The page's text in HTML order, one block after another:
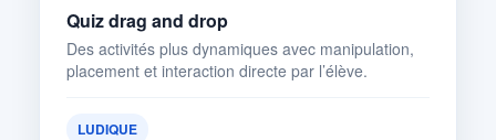
Quiz drag and drop
Des activités plus dynamiques avec manipulation,
placement et interaction directe par l’élève.
LUDIQUE